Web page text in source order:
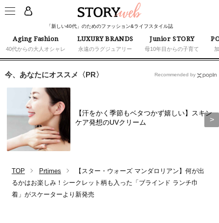
「新しい40代」のためのファッション&ライフスタイル誌
Aging Fashion
40代からの大人オシャレ
LUXURY BRANDS
永遠のラグジュアリー
Junior STORY
母10年目からの子育て
今、あなたにオススメ〈PR〉
【汗をかく季節もベタつかず嬉しい】スキン
ケア発想のUVクリーム
Recommended by
TOP Prtimes
【スター・ウォーズ マンダロリアン】何が出
るかはお楽しみ！シークレット柄も入った「ブラインド ランチ巾
着」がスケーターより新発売